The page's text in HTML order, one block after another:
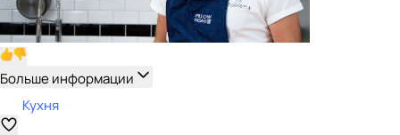
Больше информации
Кухня